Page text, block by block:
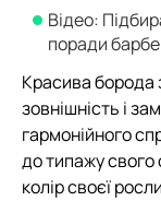
Відео:
поради
Красива борода
зовнішність і
гармонійного
до типажу свого
колір своєї